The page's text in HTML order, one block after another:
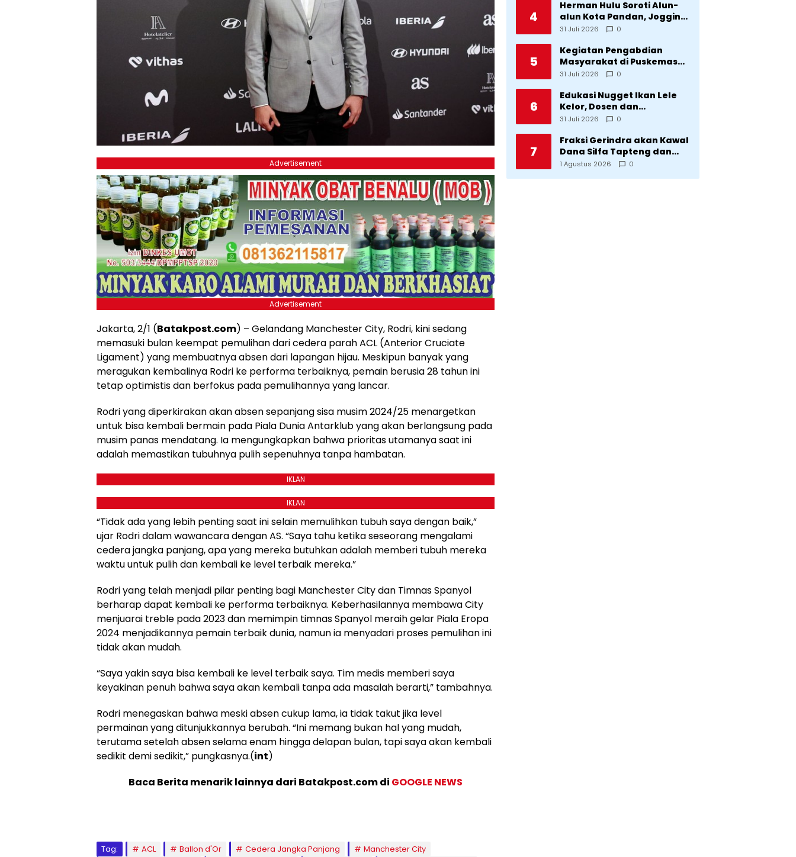
Advertisement
Advertisement
Jakarta, 2/1 (Batakpost.com) – Gelandang Manchester City, Rodri, kini sedang
memasuki bulan keempat pemulihan dari cedera parah ACL (Anterior Cruciate
Ligament) yang membuatnya absen dari lapangan hijau. Meskipun banyak yang
meragukan kembalinya Rodri ke performa terbaiknya, pemain berusia 28 tahun ini
tetap optimistis dan berfokus pada pemulihannya yang lancar.
Rodri yang diperkirakan akan absen sepanjang sisa musim 2024/25 menargetkan
untuk bisa kembali bermain pada Piala Dunia Antarklub yang akan berlangsung pada
musim panas mendatang. Ia mengungkapkan bahwa prioritas utamanya saat ini
adalah memastikan tubuhnya pulih sepenuhnya tanpa hambatan.
IKLAN
IKLAN
“Tidak ada yang lebih penting saat ini selain memulihkan tubuh saya dengan baik,”
ujar Rodri dalam wawancara dengan AS. “Saya tahu ketika seseorang mengalami
cedera jangka panjang, apa yang mereka butuhkan adalah memberi tubuh mereka
waktu untuk pulih dan kembali ke level terbaik mereka.”
Rodri yang telah menjadi pilar penting bagi Manchester City dan Timnas Spanyol
berharap dapat kembali ke performa terbaiknya. Keberhasilannya membawa City
menjuarai treble pada 2023 dan memimpin timnas Spanyol meraih gelar Piala Eropa
2024 menjadikannya pemain terbaik dunia, namun ia menyadari proses pemulihan ini
tidak akan mudah.
“Saya yakin saya bisa kembali ke level terbaik saya. Tim medis memberi saya
keyakinan penuh bahwa saya akan kembali tanpa ada masalah berarti,” tambahnya.
Rodri menegaskan bahwa meski absen cukup lama, ia tidak takut jika level
permainan yang ditunjukkannya berubah. “Ini memang bukan hal yang mudah,
terutama setelah absen selama enam hingga delapan bulan, tapi saya akan kembali
sedikit demi sedikit,” pungkasnya.(int)
Baca Berita menarik lainnya dari Batakpost.com di GOOGLE NEWS
Tag: ACL Ballon d'Or Cedera Jangka Panjang
Manchester City
4
Herman Hulu Soroti Alun-
alun Kota Pandan, Jogging
Track, Lampu Jalan Lingkar
31 Juli 2026 0
5
Kegiatan Pengabdian
Masyarakat di Puskemas
Sitadatada
31 Juli 2026 0
6
Edukasi Nugget Ikan Lele
Kelor, Dosen dan
Mahasiswa Dorong
Desa Silangkitang
Kecamatan Pahae Jae
31 Juli 2026 0
7
Fraksi Gerindra akan Kawal
Dana Silfa Tapteng dan
TKD Rp298 Miliar: Jangan
1 Agustus 2026 0